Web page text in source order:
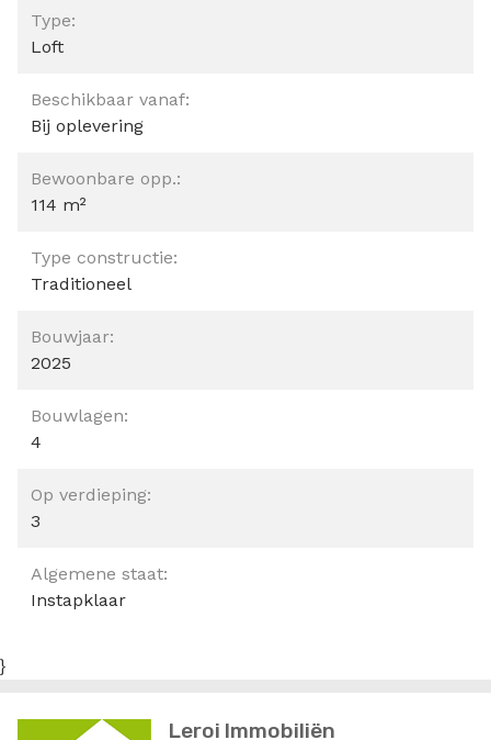
Type:
Loft
Beschikbaar vanaf:
Bij oplevering
Bewoonbare opp.:
114 m²
Type constructie:
Traditioneel
Bouwjaar:
2025
Bouwlagen:
4
Op verdieping:
3
Algemene staat:
Instapklaar
}
Leroi Immobiliën